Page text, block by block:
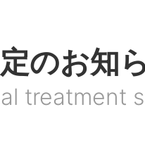
のお知
treatment